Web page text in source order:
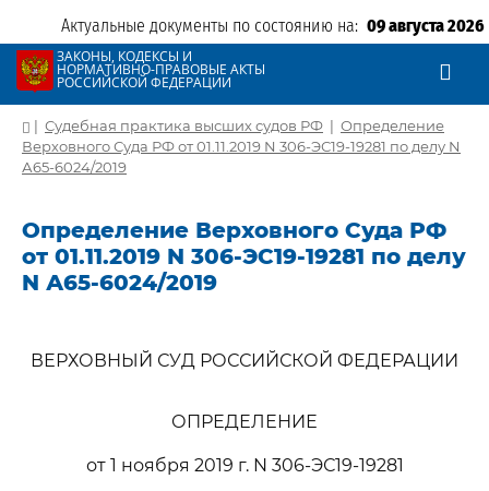
Актуальные документы по состоянию на: 09 августа 2026
ЗАКОНЫ, КОДЕКСЫ И
НОРМАТИВНО-ПРАВОВЫЕ АКТЫ
РОССИЙСКОЙ ФЕДЕРАЦИИ
| Судебная практика высших судов РФ | Определение
Верховного Суда РФ от 01.11.2019 N 306-ЭС19-19281 по делу N
А65-6024/2019
Определение Верховного Суда РФ
от 01.11.2019 N 306-ЭС19-19281 по делу
N А65-6024/2019
ВЕРХОВНЫЙ СУД РОССИЙСКОЙ ФЕДЕРАЦИИ
ОПРЕДЕЛЕНИЕ
от 1 ноября 2019 г. N 306-ЭС19-19281